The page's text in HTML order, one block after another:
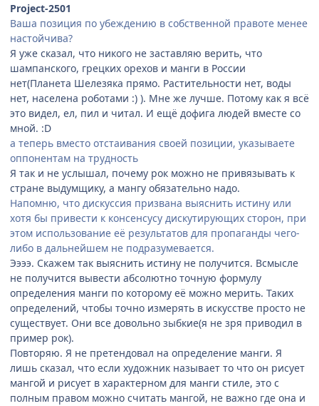
Project-2501
Ваша позиция по убеждению в собственной правоте менее
настойчива?
Я уже сказал, что никого не заставляю верить, что
шампанского, грецких орехов и манги в России
нет(Планета Шелезяка прямо. Растительности нет, воды
нет, населена роботами :) ). Мне же лучше. Потому как я всё
это видел, ел, пил и читал. И ещё дофига людей вместе со
мной. :D
а теперь вместо отстаивания своей позиции, указываете
оппонентам на трудность
Я так и не услышал, почему рок можно не привязывать к
стране выдумщику, а мангу обязательно надо.
Напомню, что дискуссия призвана выяснить истину или
хотя бы привести к консенсусу дискутирующих сторон, при
этом использование её результатов для пропаганды чего-
либо в дальнейшем не подразумевается.
Ээээ. Скажем так выяснить истину не получится. Всмысле
не получится вывести абсолютно точную формулу
определения манги по которому её можно мерить. Таких
определений, чтобы точно измерять в искусстве просто не
существует. Они все довольно зыбкие(я не зря приводил в
пример рок).
Повторяю. Я не претендовал на определение манги. Я
лишь сказал, что если художник называет то что он рисует
мангой и рисует в характерном для манги стиле, это с
полным правом можно считать мангой, не важно где она и